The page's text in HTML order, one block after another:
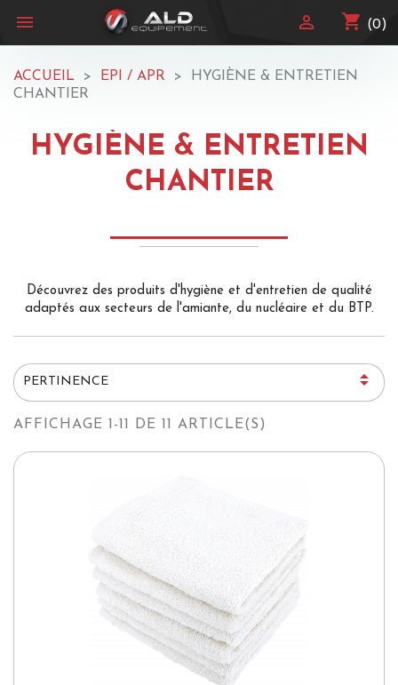
 shopping_cart (0)

ACCUEIL EPI / APR
HYGIÈNE & ENTRETIEN
CHANTIER
HYGIÈNE & ENTRETIEN
CHANTIER
Découvrez des produits d'hygiène et d'entretien de qualité
adaptés aux secteurs de l'amiante, du nucléaire et du BTP.
PERTINENCE 
AFFICHAGE 1-11 DE 11 ARTICLE(S)